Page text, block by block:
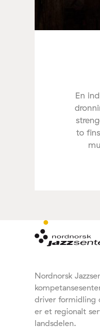
En
to
Nordnorsk
driver formidling
er et regionalt
landsdelen.